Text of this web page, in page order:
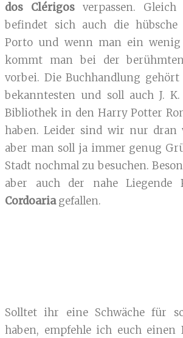
dos Clérigos verpassen.
befindet sich auch die
Porto und wenn man ein wenig
kommt man bei der
vorbei. Die Buchhandlung
bekanntesten und soll auch J.
Bibliothek in den Harry Potter
haben. Leider sind wir nur dran
aber man soll ja immer genug
Stadt nochmal zu besuchen.
aber auch der nahe Liegende
Cordoariagefallen.
Solltet ihr eine Schwäche für
haben, empfehle ich euch einen